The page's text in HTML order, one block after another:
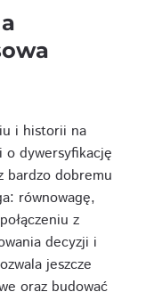
i historii na
o dywersyfikację
bardzo dobremu
równowagę,
z
decyzji i
jeszcze
oraz budować